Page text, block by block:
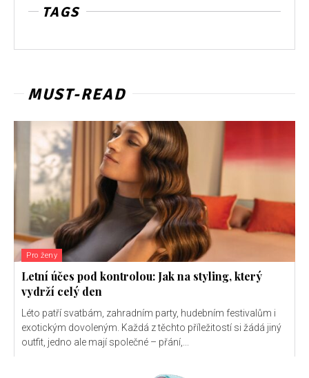
TAGS
MUST-READ
Pro ženy
Letní účes pod kontrolou: Jak na styling, který
vydrží celý den
Léto patří svatbám, zahradním party, hudebním festivalům i
exotickým dovoleným. Každá z těchto příležitostí si žádá jiný
outfit, jedno ale mají společné – přání,...